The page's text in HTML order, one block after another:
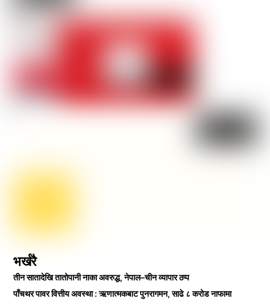
भर्खरै
तीन सातादेखि तातोपानी नाका अवरुद्ध, नेपाल–चीन व्यापार ठप्प
पाँचथर पावर वित्तीय अवस्था : ऋणात्मकबाट पुनरागमन, साढे ८ करोड नाफामा